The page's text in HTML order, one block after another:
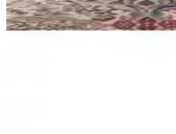
Formeya Lastikli Çarşaflı